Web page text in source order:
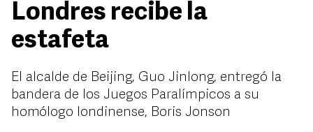
Londres recibe la
estafeta
El alcalde de Beijing, Guo Jinlong, entregó la
bandera de los Juegos Paralímpicos a su
homólogo londinense, Boris Jonson